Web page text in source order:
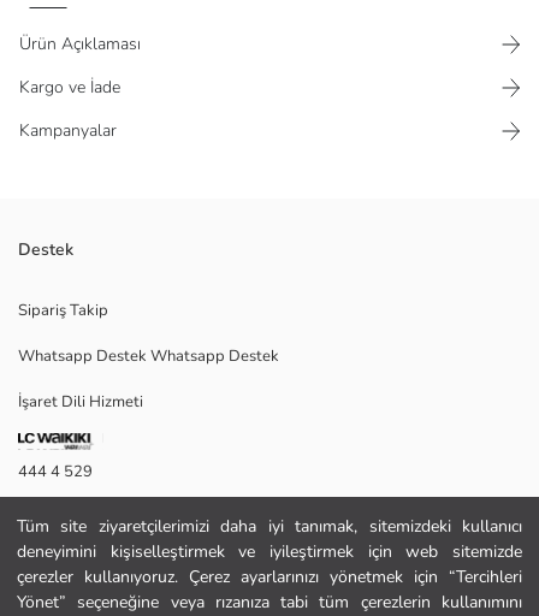
Tüm site ziyaretçilerimizi daha iyi tanımak, sitemizdeki kullanıcı
deneyimini kişiselleştirmek ve iyileştirmek için web sitemizde
çerezler kullanıyoruz. Çerez ayarlarınızı yönetmek için “Tercihleri
Yönet” seçeneğine veya rızanıza tabi tüm çerezlerin kullanımını
Ürün Açıklaması
Kargo ve İade
Kampanyalar
sağlarken, ribana detayları formunu korur ve rahat bir oturuş sunar.
Ana Kumaş:
Menşei:
Satıcı:
Marka:
Cinsiyet:
Kalıp:
Kumaş:
Kalınlık:
Destek
Sipariş Takip
Whatsapp Destek Whatsapp Destek
İşaret Dili Hizmeti
444 4 529
İletişim Formu
444 4 529